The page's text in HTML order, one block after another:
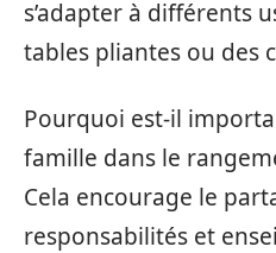
s’adapter à différents
tables pliantes ou des
Pourquoi est-il
famille dans le
Cela encourage le
responsabilités et